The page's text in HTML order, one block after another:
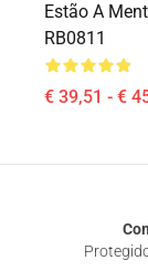
Estão A
RB0811
€ 39,51 - €